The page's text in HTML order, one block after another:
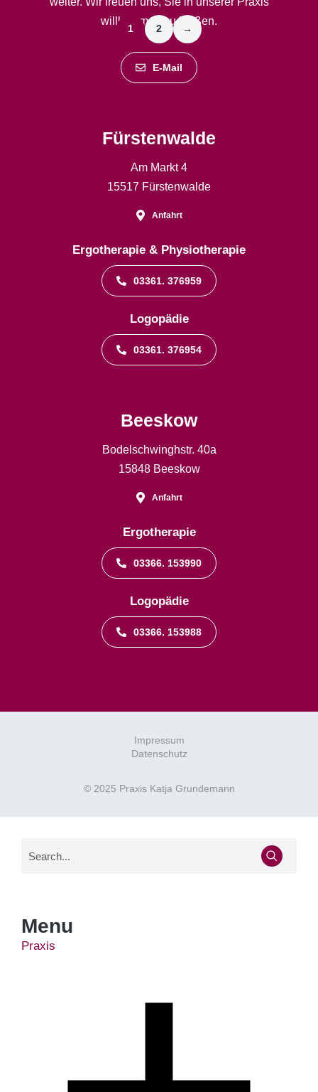
1 2 →
willkommen zu heißen.
E-Mail
Fürstenwalde
Am Markt 4
15517 Fürstenwalde
Anfahrt
Ergotherapie & Physiotherapie
03361. 376959
Logopädie
03361. 376954
Beeskow
Bodelschwinghstr. 40a
15848 Beeskow
Anfahrt
Ergotherapie
03366. 153990
Logopädie
03366. 153988
© 2025 Praxis Katja Grundemann
Impressum
Datenschutz
Menu
Praxis